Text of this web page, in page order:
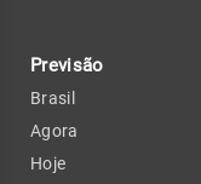
Previsão
Brasil
Agora
Hoje